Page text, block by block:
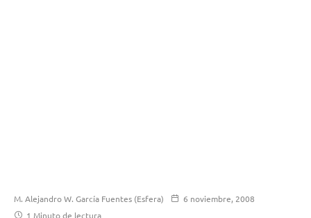
M. Alejandro W. García Fuentes (Esfera)
6 noviembre, 2008
1 Minuto de lectura